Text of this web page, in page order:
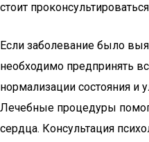
стоит
Если заболевание было
необходимо предпринять
нормализации состояния и
Лечебные процедуры
сердца. Консультация